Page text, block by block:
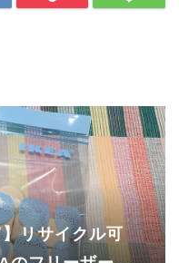
リサイクル可